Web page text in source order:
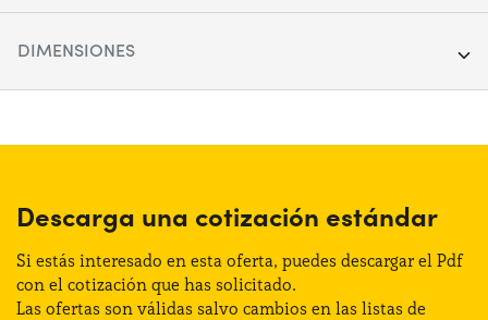
Tracción:Anterior
Plazas de estacionamiento:5
DIMENSIONES
Maletero:550 lt
Descarga una cotización estándar
Si estás interesado en esta oferta, puedes descargar el Pdf
con el cotización que has solicitado.
Las ofertas son válidas salvo cambios en las listas de